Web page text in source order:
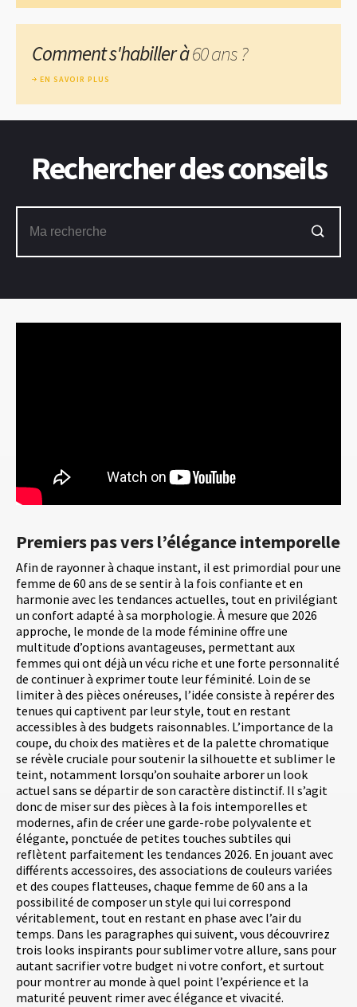
Premiers pas vers l’élégance intemporelle
Afin de rayonner à chaque instant, il est primordial pour une
femme de 60 ans de se sentir à la fois confiante et en
harmonie avec les tendances actuelles, tout en privilégiant
un confort adapté à sa morphologie. À mesure que 2026
approche, le monde de la mode féminine offre une
multitude d’options avantageuses, permettant aux
femmes qui ont déjà un vécu riche et une forte personnalité
de continuer à exprimer toute leur féminité. Loin de se
limiter à des pièces onéreuses, l’idée consiste à repérer des
tenues qui captivent par leur style, tout en restant
accessibles à des budgets raisonnables. L’importance de la
coupe, du choix des matières et de la palette chromatique
se révèle cruciale pour soutenir la silhouette et sublimer le
teint, notamment lorsqu’on souhaite arborer un look
actuel sans se départir de son caractère distinctif. Il s’agit
donc de miser sur des pièces à la fois intemporelles et
modernes, afin de créer une garde-robe polyvalente et
élégante, ponctuée de petites touches subtiles qui
reflètent parfaitement les tendances 2026. En jouant avec
différents accessoires, des associations de couleurs variées
et des coupes flatteuses, chaque femme de 60 ans a la
possibilité de composer un style qui lui correspond
véritablement, tout en restant en phase avec l’air du
temps. Dans les paragraphes qui suivent, vous découvrirez
trois looks inspirants pour sublimer votre allure, sans pour
autant sacrifier votre budget ni votre confort, et surtout
pour montrer au monde à quel point l’expérience et la
maturité peuvent rimer avec élégance et vivacité.
Comment s'habiller à60 ans ?
EN SAVOIR PLUS
Rechercher des conseils